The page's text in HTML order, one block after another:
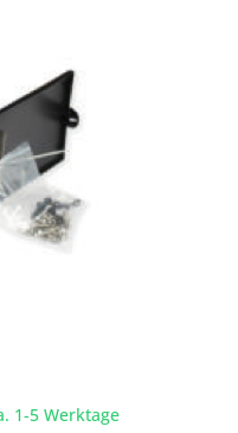
1-5 Werktage